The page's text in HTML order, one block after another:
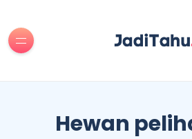
Hewan